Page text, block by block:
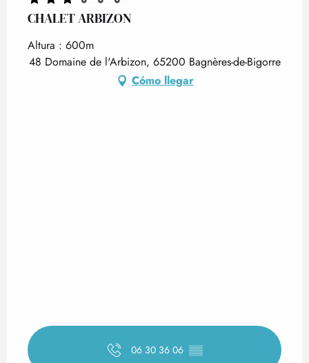
CHALET ARBIZON
Altura : 600m
48 Domaine de l'Arbizon, 65200 Bagnères-de-Bigorre
Cómo llegar
06 30 36 06 ▒▒